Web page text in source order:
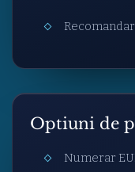
Optiuni de
Numerar